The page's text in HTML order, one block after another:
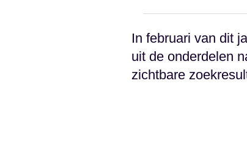
In februari van dit
uit de onderdelen
zichtbare